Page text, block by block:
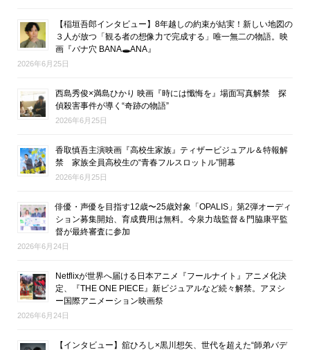
【稲垣吾郎インタビュー】8年越しの約束が結実！新しい地図の
３人が放つ「観る者の想像力で完成する」唯一無二の物語。映
画『バナ穴 BANA🕳ANA』
2026年6月25日
西島秀俊×満島ひかり 映画『時には懺悔を』場面写真解禁 探
偵殺害事件が導く“奇跡の物語”
2026年6月25日
香取慎吾主演映画『高校生家族』ティザービジュアル＆特報解
禁 家族全員高校生の“青春フルスロットル”開幕
2026年6月25日
俳優・声優を目指す12歳〜25歳対象「OPALIS」第2弾オーディ
ション募集開始、育成費用は無料。今泉力哉監督＆門脇康平監
督が最終審査に参加
2026年6月24日
Netflixが世界へ届ける日本アニメ『フールナイト』アニメ化決
定、『THE ONE PIECE』新ビジュアルなど続々解禁。アヌシ
ー国際アニメーション映画祭
2026年6月24日
【インタビュー】舘ひろし×黒川想矢、世代を超えた“師弟バデ